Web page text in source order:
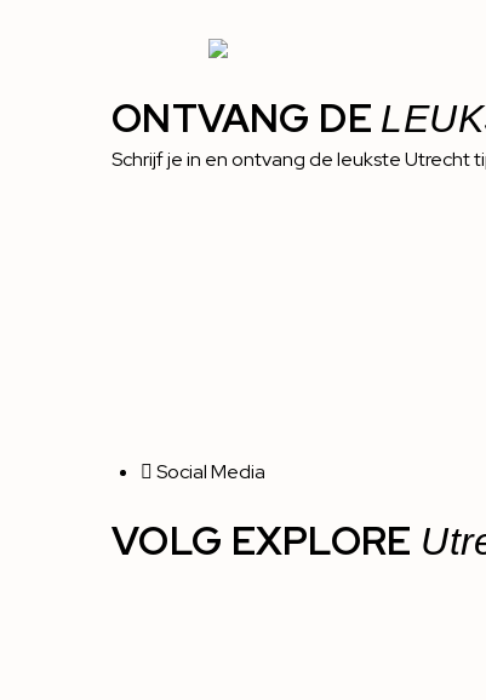
ONTVANG DE
Schrijf je in en ontvang de leukste Utrecht
Social Media
VOLG EXPLORE